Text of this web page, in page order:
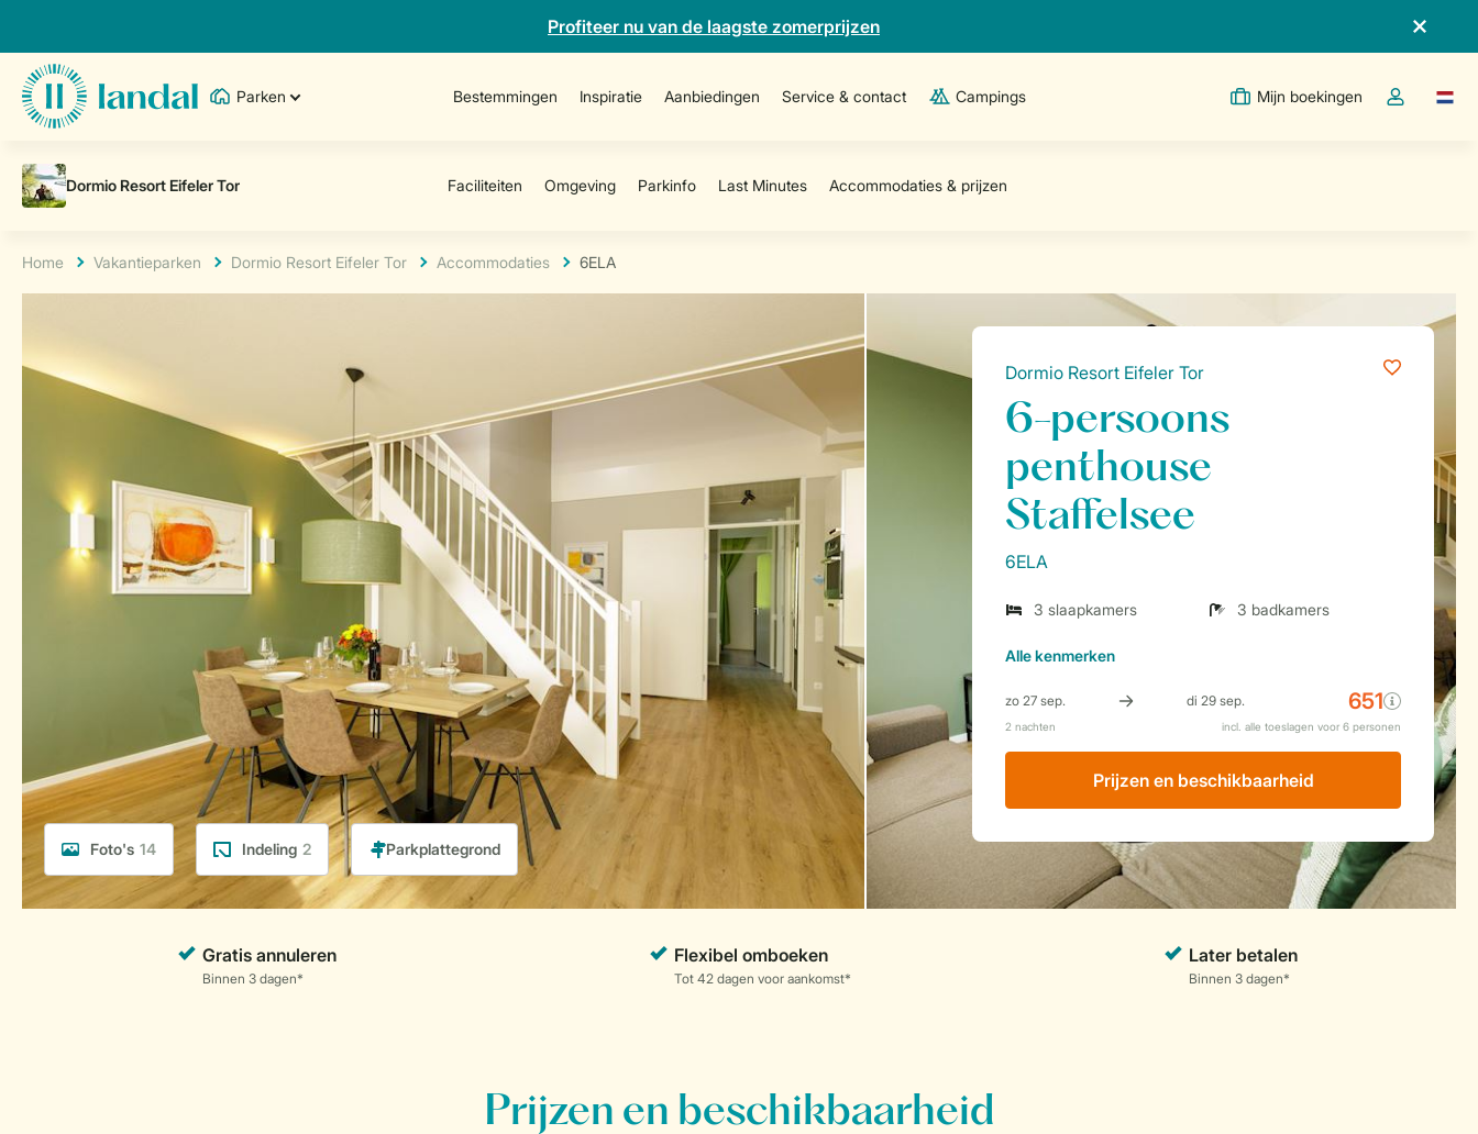
Profiteer nu van de laagste zomerprijzen
Parken Bestemmingen Inspiratie Aanbiedingen Service & contact Campings Mijn boekingen
Open deTaal
Home Vakantieparken Dormio Resort Eifeler Tor Accommodaties 6ELA
Foto's 14 Indeling 2
Dormio Resort Eifeler Tor
6-persoons
penthouse
Staffelsee
6ELA
3 slaapkamers 3 badkamers
Allekenmerken
Prijzen en beschikbaarheid
Prijzen en beschikbaarheid